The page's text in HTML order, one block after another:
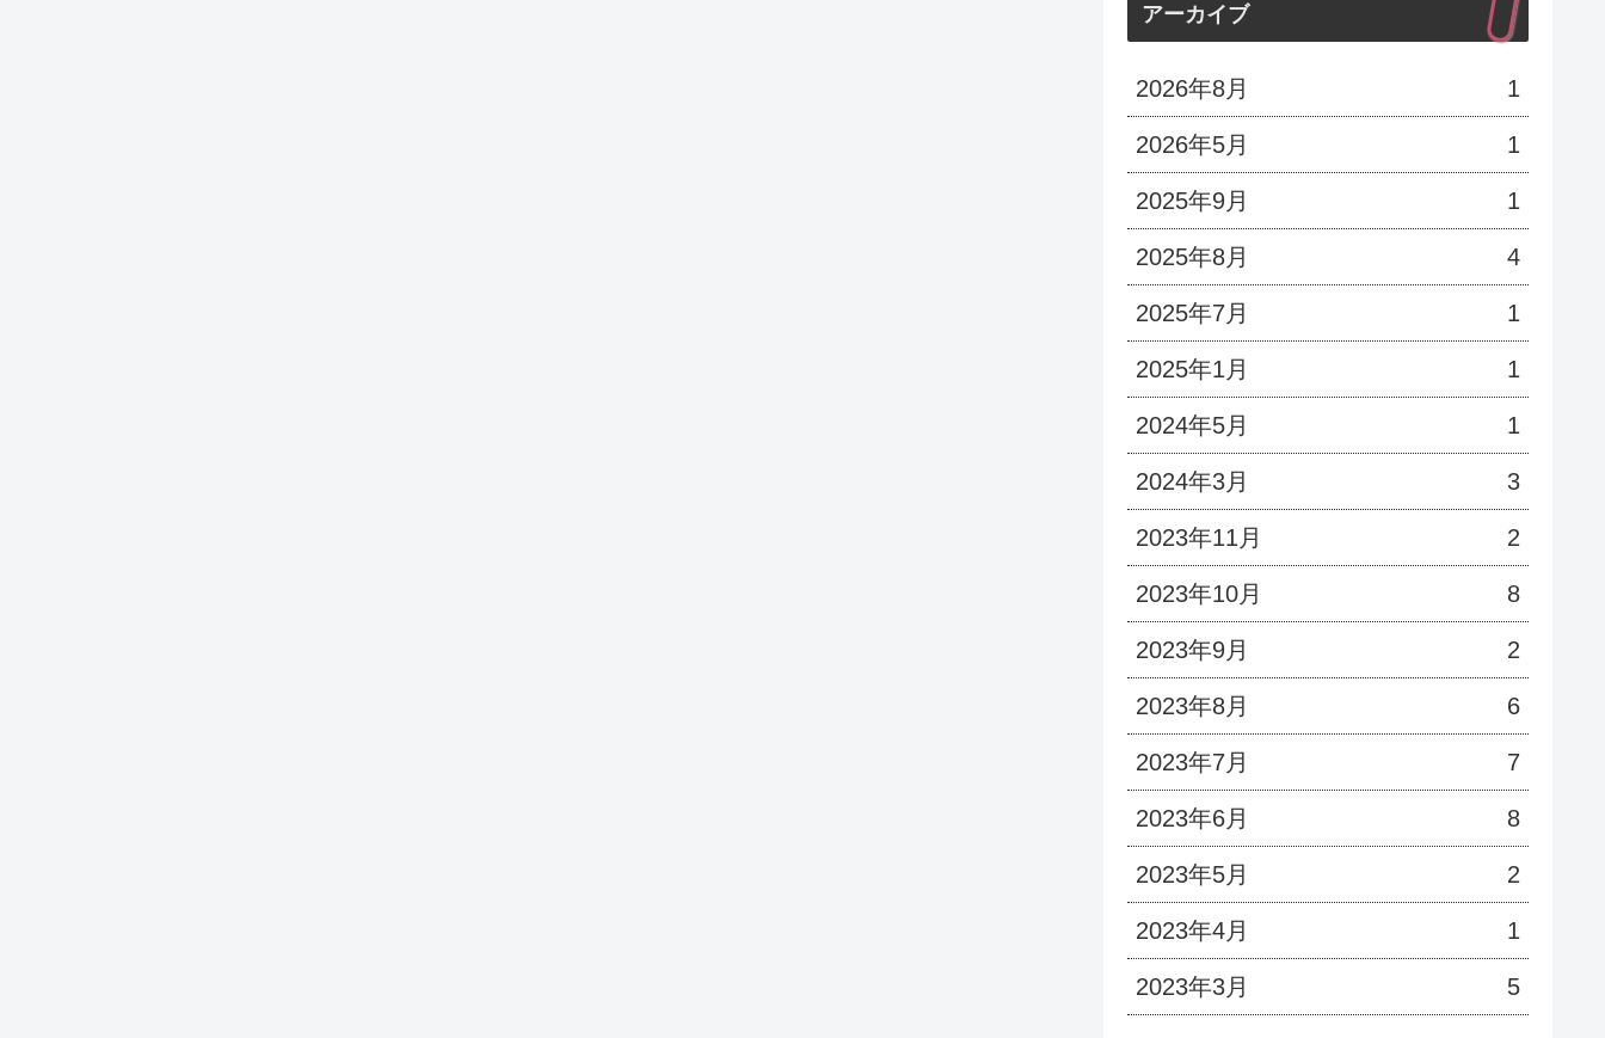
アーカイブ
2026年8月 1
2026年5月 1
2025年9月 1
2025年8月 4
2025年7月 1
2025年1月 1
2024年5月 1
2024年3月 3
2023年11月 2
2023年10月 8
2023年9月 2
2023年8月 6
2023年7月 7
2023年6月 8
2023年5月 2
2023年4月 1
2023年3月 5